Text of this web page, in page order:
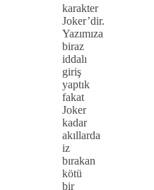
karakter
Joker’dir.
Yazımıza
biraz
iddalı
giriş
yaptık
fakat
Joker
kadar
akıllarda
iz
bırakan
kötü
bir